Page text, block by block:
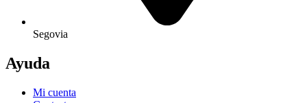
Segovia
Ayuda
Mi cuenta